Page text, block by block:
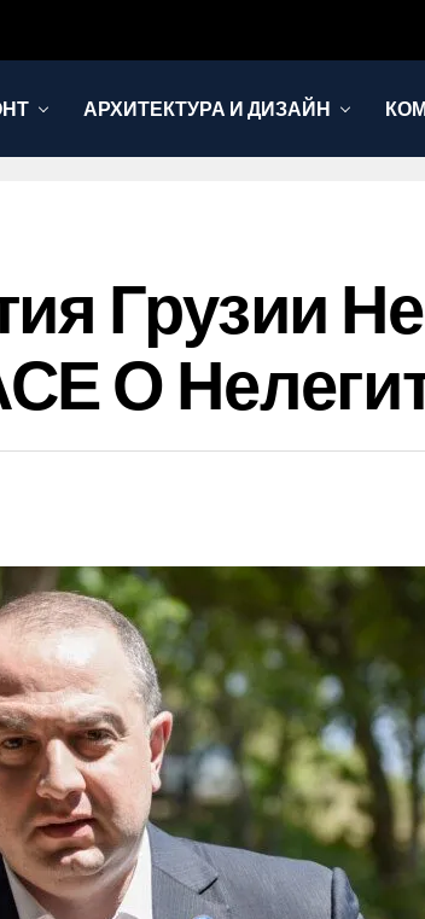
АРХИТЕКТУРА И ДИЗАЙН
Грузии
О